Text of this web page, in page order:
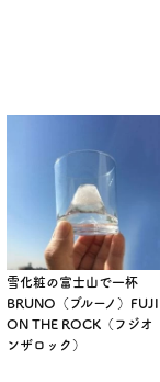
雪化粧の富士山で一杯
BRUNO（ブルーノ）FUJI
ON THE ROCK（フジオ
ンザロック）